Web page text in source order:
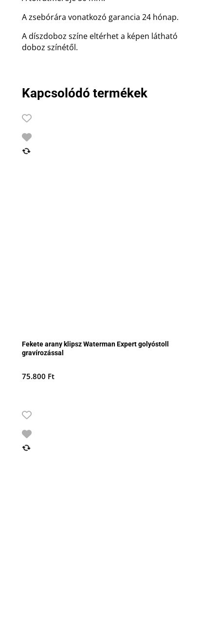
A zsebórára vonatkozó garancia 24 hónap.
A díszdoboz színe eltérhet a képen látható
doboz színétől.
Kapcsolódó termékek
Fekete arany klipsz Waterman Expert golyóstoll
gravírozással
75.800 Ft